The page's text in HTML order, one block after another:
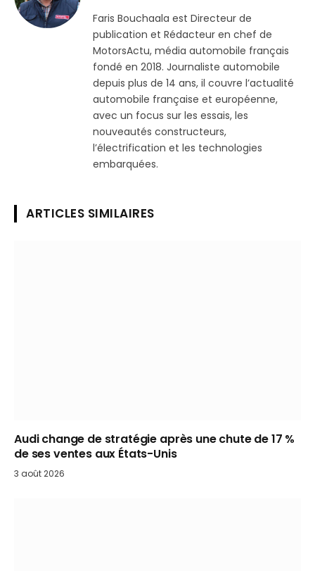
Faris Bouchaala est Directeur de
publication et Rédacteur en chef de
MotorsActu, média automobile français
fondé en 2018. Journaliste automobile
depuis plus de 14 ans, il couvre l’actualité
automobile française et européenne,
avec un focus sur les essais, les
nouveautés constructeurs,
l’électrification et les technologies
embarquées.
ARTICLES SIMILAIRES
Audi change de stratégie après une chute de 17 %
de ses ventes aux États-Unis
3 août 2026